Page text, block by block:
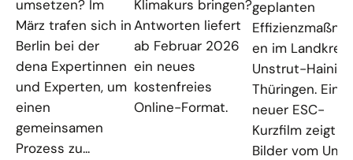
umsetzen? Im
März trafen sich in
Berlin bei der
dena Expertinnen
und Experten, um
einen
gemeinsamen
Prozess zu...
Klimakurs bringen?
Antworten liefert
ab Februar 2026
ein neues
kostenfreies
Online-Format.
geplanten
en im Landkreis
Unstrut-
Thüringen. Ein
neuer ESC-
Kurzfilm zeigt
Bilder vom